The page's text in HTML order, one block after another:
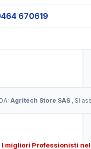
670619
Agritech Store SAS , Si
I migliori Professionisti